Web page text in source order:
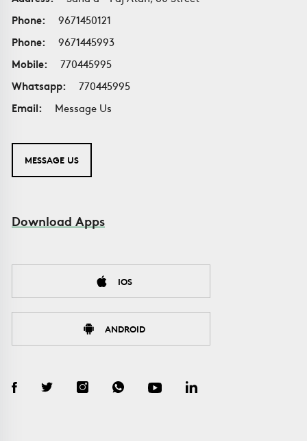
Phone:
9671450121
Phone:
9671445993
Mobile:
770445995
Whatsapp:
770445995
Email:
Message Us
MESSAGE US
Download Apps
IOS
ANDROID